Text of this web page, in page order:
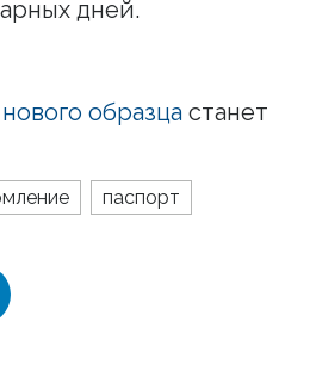
дней.
нового образца станет
паспорт